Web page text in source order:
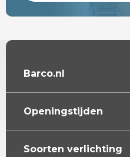
Barco.nl
Openingstijden
Soorten verlichting